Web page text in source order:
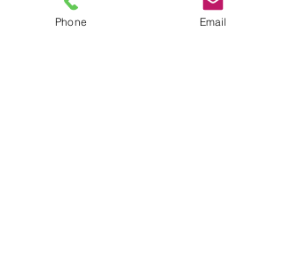
- Esos pensamientos te mantienen en
continua lucha.
Phone Email